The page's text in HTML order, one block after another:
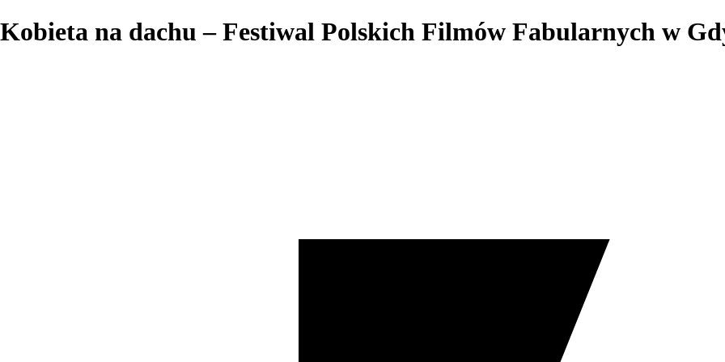
Kobieta na dachu – Festiwal Polskich Filmów Fabularnych w